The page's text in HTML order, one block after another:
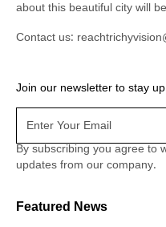
about this beautiful city will
Contact us:
Join our newsletter to stay
By subscribing you agree to
updates from our company.
Featured News